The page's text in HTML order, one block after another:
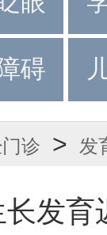
碍
诊 > 发
发育